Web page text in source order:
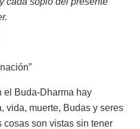
el Buda-Dharma hay
vida, muerte, Budas y seres
son vistas sin tener